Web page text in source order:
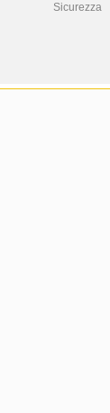
Sicurezza